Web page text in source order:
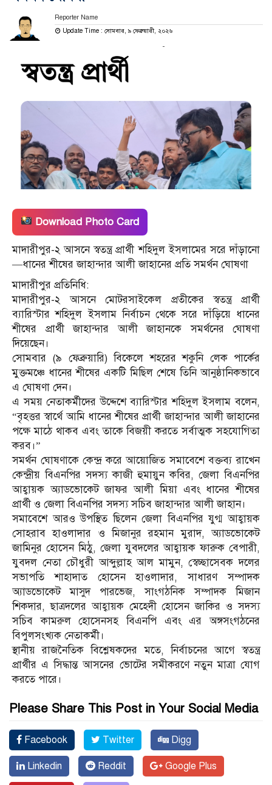
Reporter Name
Update Time : সোমবার, ৯ ফেব্রুয়ারী, ২০২৬
Download Photo Card
মাদারীপুর-২ আসনে স্বতন্ত্র প্রার্থী শহিদুল ইসলামের সরে দাঁড়ানো
—ধানের শীষের জাহান্দার আলী জাহানের প্রতি সমর্থন ঘোষণা
মাদারীপুর প্রতিনিধি:
মাদারীপুর-২ আসনে মোটরসাইকেল প্রতীকের স্বতন্ত্র প্রার্থী
ব্যারিস্টার শহিদুল ইসলাম নির্বাচন থেকে সরে দাঁড়িয়ে ধানের
শীষের প্রার্থী জাহান্দার আলী জাহানকে সমর্থনের ঘোষণা
দিয়েছেন।
সোমবার (৯ ফেব্রুয়ারি) বিকেলে শহরের শকুনি লেক পার্কের
মুক্তমঞ্চে ধানের শীষের একটি মিছিল শেষে তিনি আনুষ্ঠানিকভাবে
এ ঘোষণা দেন।
এ সময় নেতাকর্মীদের উদ্দেশে ব্যারিস্টার শহিদুল ইসলাম বলেন,
“বৃহত্তর স্বার্থে আমি ধানের শীষের প্রার্থী জাহান্দার আলী জাহানের
পক্ষে মাঠে থাকব এবং তাকে বিজয়ী করতে সর্বাত্মক সহযোগিতা
করব।”
সমর্থন ঘোষণাকে কেন্দ্র করে আয়োজিত সমাবেশে বক্তব্য রাখেন
কেন্দ্রীয় বিএনপির সদস্য কাজী হুমায়ুন কবির, জেলা বিএনপির
আহ্বায়ক অ্যাডভোকেট জাফর আলী মিয়া এবং ধানের শীষের
প্রার্থী ও জেলা বিএনপির সদস্য সচিব জাহান্দার আলী জাহান।
সমাবেশে আরও উপস্থিত ছিলেন জেলা বিএনপির যুগ্ম আহ্বায়ক
সোহরাব হাওলাদার ও মিজানুর রহমান মুরাদ, অ্যাডভোকেট
জামিনুর হোসেন মিঠু, জেলা যুবদলের আহ্বায়ক ফারুক বেপারী,
যুবদল নেতা চৌধুরী আব্দুল্লাহ আল মামুন, স্বেচ্ছাসেবক দলের
সভাপতি শাহাদাত হোসেন হাওলাদার, সাধারণ সম্পাদক
অ্যাডভোকেট মাসুদ পারভেজ, সাংগঠনিক সম্পাদক মিজান
শিকদার, ছাত্রদলের আহ্বায়ক মেহেদী হোসেন জাকির ও সদস্য
সচিব কামরুল হোসেনসহ বিএনপি এবং এর অঙ্গসংগঠনের
বিপুলসংখ্যক নেতাকর্মী।
স্থানীয় রাজনৈতিক বিশ্লেষকদের মতে, নির্বাচনের আগে স্বতন্ত্র
প্রার্থীর এ সিদ্ধান্ত আসনের ভোটের সমীকরণে নতুন মাত্রা যোগ
করতে পারে।
Please Share This Post in Your Social Media
Facebook Twitter Digg
Linkedin Reddit Google Plus